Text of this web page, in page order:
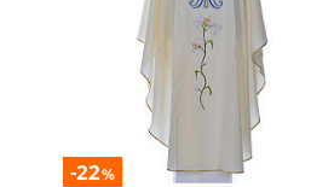
-22%